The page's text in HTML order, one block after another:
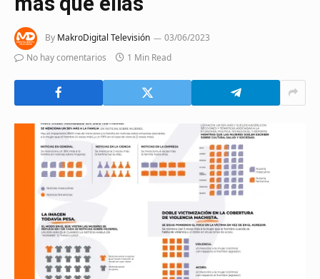
By MakroDigital Televisión
03/06/2023
No hay comentarios
1 Min Read